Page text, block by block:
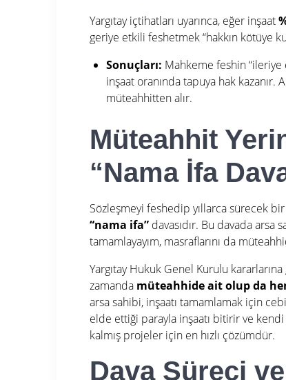
Yargıtay içtihatları uyarınca, eğer inşaat
geriye etkili feshetmek “hakkın kötüye
Sonuçları: Mahkeme feshin “ileriye
inşaat oranında tapuya hak
müteahhitten alır.
Müteahhit
“Nama İfa
Sözleşmeyi feshedip yıllarca sürecek
“nama ifa” davasıdır. Bu davada arsa
tamamlayayım, masraflarını da
Yargıtay Hukuk Genel Kurulu
zamanda müteahhide ait olup da
arsa sahibi, inşaatı tamamlamak için
elde ettiği parayla inşaatı bitirir ve
kalmış projeler için en hızlı çözümdür.
Dava Süreci